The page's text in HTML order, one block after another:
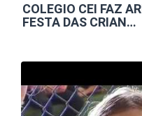
COLEGIO CEI FAZ
FESTA DAS CRIAN…